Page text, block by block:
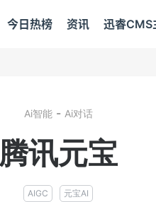
今日热榜 资讯 迅睿CMS
Ai智能- Ai对话
腾讯元宝
AIGC 元宝AI